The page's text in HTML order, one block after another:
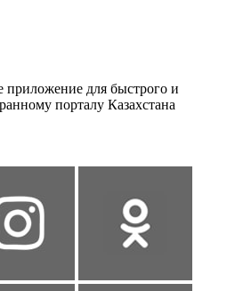
приложение для быстрого и
порталу Казахстана